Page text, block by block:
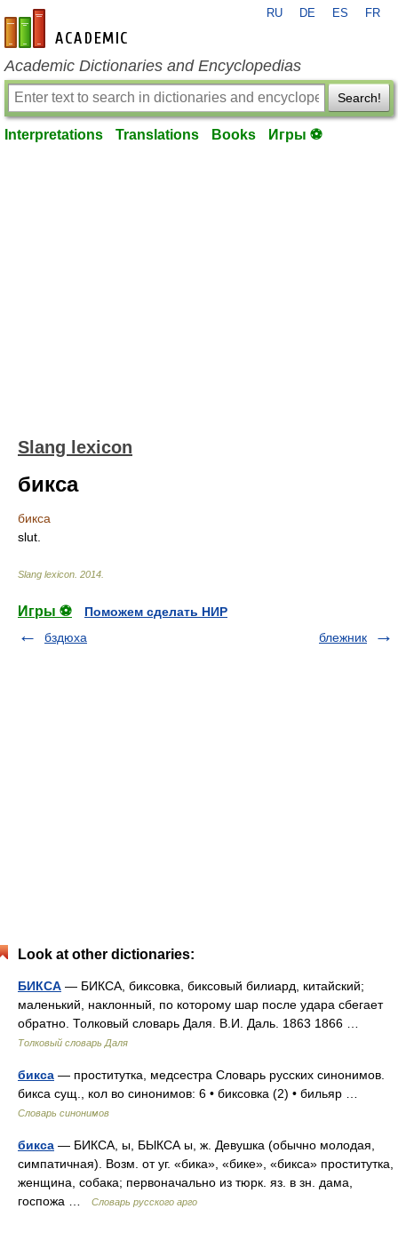
en-academic.com
RU DE ES FR
Academic Dictionaries and Encyclopedias
Search!
Interpretations Translations Books Игры ⚽
Slang lexicon
бикса
бикса
slut.
Slang lexicon 2014
Игры ⚽
Поможем сделать НИР
бздюха
блежник
Look at other dictionaries:
БИКСА — БИКСА, биксовка, биксовый билиард, китайский;
маленький, наклонный, по которому шар после удара сбегает
обратно. Толковый словарь Даля. В.И. Даль. 1863 1866 …
Толковый словарь Даля
бикса — проститутка, медсестра Словарь русских синонимов.
бикса сущ., кол во синонимов: 6 • биксовка (2) • бильяр …
Словарь синонимов
бикса — БИКСА, ы, БЫКСА ы, ж. Девушка (обычно молодая,
симпатичная). Возм. от уг. «бика», «бике», «бикса» проститутка,
женщина, собака; первоначально из тюрк. яз. в зн. дама,
госпожа …
Словарь русского арго